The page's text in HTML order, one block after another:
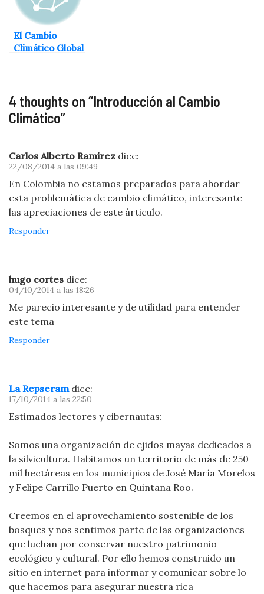
El Cambio
Climático Global
4 thoughts on “Introducción al Cambio
Climático”
Carlos Alberto Ramirez dice:
22/08/2014 a las 09:49
En Colombia no estamos preparados para abordar
esta problemática de cambio climático, interesante
las apreciaciones de este árticulo.
Responder
hugo cortes dice:
04/10/2014 a las 18:26
Me parecio interesante y de utilidad para entender
este tema
Responder
La Repseram dice:
17/10/2014 a las 22:50
Estimados lectores y cibernautas:
Somos una organización de ejidos mayas dedicados a
la silvicultura. Habitamos un territorio de más de 250
mil hectáreas en los municipios de José María Morelos
y Felipe Carrillo Puerto en Quintana Roo.
Creemos en el aprovechamiento sostenible de los
bosques y nos sentimos parte de las organizaciones
que luchan por conservar nuestro patrimonio
ecológico y cultural. Por ello hemos construido un
sitio en internet para informar y comunicar sobre lo
que hacemos para asegurar nuestra rica